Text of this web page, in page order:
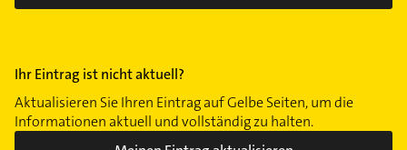
Ihr Eintrag ist nicht aktuell?
Aktualisieren Sie Ihren Eintrag auf Gelbe Seiten, um die
Informationen aktuell und vollständig zu halten.